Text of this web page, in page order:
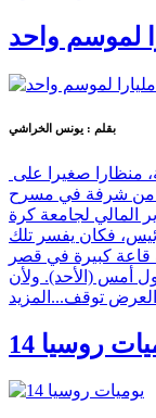
بقلم : يونس الخراشي
من شرفة في مسرح
المالي لجامعة كرة
لقجع، الرئيس، فكان يفسر تلك
كبيرة في قصر
أمس (الأحد). ولأن
العرض توقف... المزيد
روسيا 14